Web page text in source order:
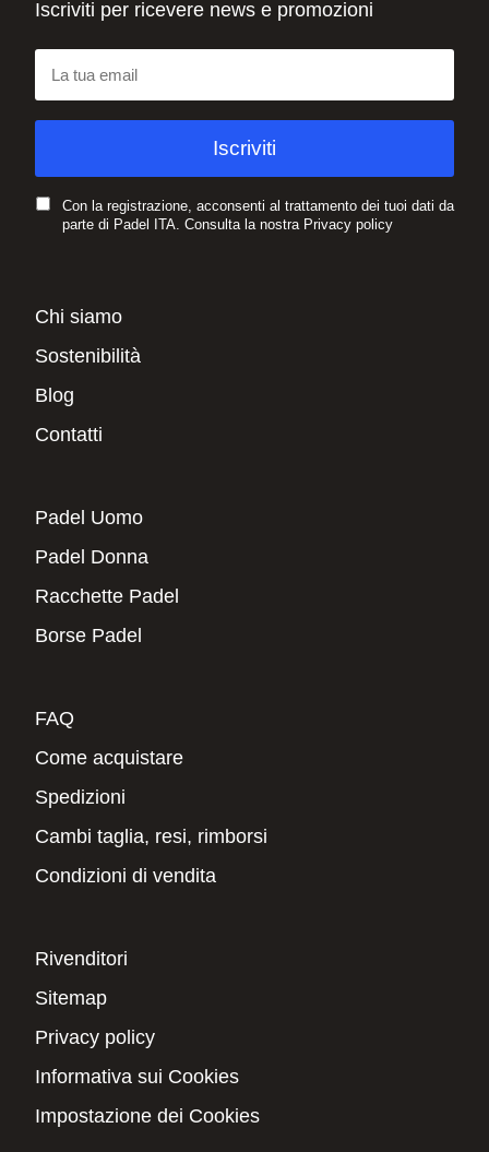
Iscriviti per ricevere news e promozioni
Con la registrazione, acconsenti al trattamento dei tuoi dati da
parte di Padel ITA. Consulta la nostra Privacy policy
Chi siamo
Sostenibilità
Blog
Contatti
Padel Uomo
Padel Donna
Racchette Padel
Borse Padel
FAQ
Come acquistare
Spedizioni
Cambi taglia, resi, rimborsi
Condizioni di vendita
Rivenditori
Sitemap
Privacy policy
Informativa sui Cookies
Impostazione dei Cookies